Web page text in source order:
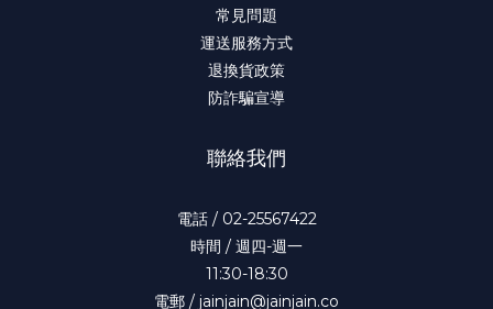
常見問題
運送服務方式
退換貨政策
防詐騙宣導
聯絡我們
電話 / 02-25567422
時間 / 週四-週一
11:30-18:30
電郵 / jainjain@jainjain.co